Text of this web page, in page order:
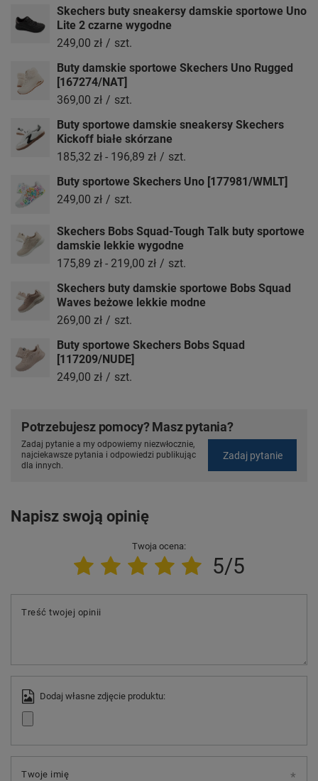
Skechers buty sneakersy damskie sportowe Uno
Lite 2 czarne wygodne
249,00 zł / szt.
Buty damskie sportowe Skechers Uno Rugged
[167274/NAT]
369,00 zł / szt.
Buty sportowe damskie sneakersy Skechers
Kickoff białe skórzane
185,32 zł - 196,89 zł / szt.
Buty sportowe Skechers Uno [177981/WMLT]
249,00 zł / szt.
Skechers Bobs Squad-Tough Talk buty sportowe
damskie lekkie wygodne
175,89 zł - 219,00 zł / szt.
Skechers buty damskie sportowe Bobs Squad
Waves beżowe lekkie modne
269,00 zł / szt.
Buty sportowe Skechers Bobs Squad
[117209/NUDE]
249,00 zł / szt.
Potrzebujesz pomocy? Masz pytania?
Zadaj pytanie a my odpowiemy niezwłocznie,
najciekawsze pytania i odpowiedzi publikując
dla innych.
Zadaj pytanie
Napisz swoją opinię
Twoja ocena:
5/5
Treść twojej opinii
Dodaj własne zdjęcie produktu:
Twoje imię